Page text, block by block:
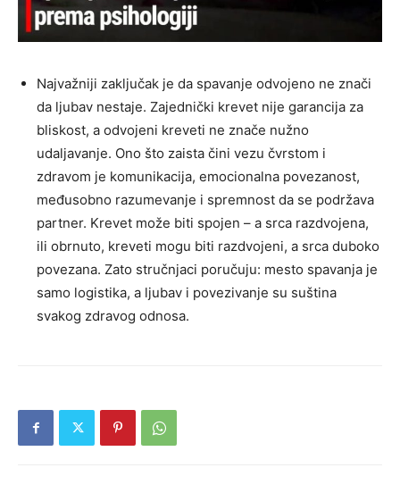
Najvažniji zaključak je da spavanje odvojeno ne znači
da ljubav nestaje. Zajednički krevet nije garancija za
bliskost, a odvojeni kreveti ne znače nužno
udaljavanje. Ono što zaista čini vezu čvrstom i
zdravom je komunikacija, emocionalna povezanost,
međusobno razumevanje i spremnost da se podržava
partner. Krevet može biti spojen – a srca razdvojena,
ili obrnuto, kreveti mogu biti razdvojeni, a srca duboko
povezana. Zato stručnjaci poručuju: mesto spavanja je
samo logistika, a ljubav i povezivanje su suština
svakog zdravog odnosa.